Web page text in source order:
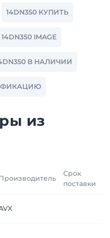
14DN350 КУПИТЬ
14DN350 IMAGE
В НАЛИЧИИ
из
Срок
поставки